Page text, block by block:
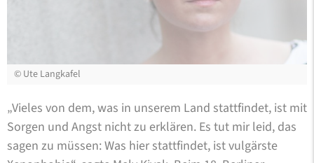
© Ute Langkafel
„Vieles von dem, was in unserem Land stattfindet, ist mit
Sorgen und Angst nicht zu erklären. Es tut mir leid, das
sagen zu müssen: Was hier stattfindet, ist vulgärste